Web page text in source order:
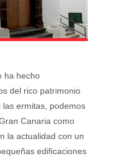
ha hecho
del rico patrimonio
ermitas, podemos
Canaria como
la actualidad con un
edificaciones